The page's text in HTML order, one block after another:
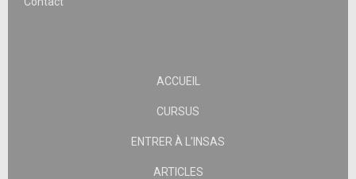
ACCUEIL
CURSUS
ENTRER À L’INSAS
ARTICLES